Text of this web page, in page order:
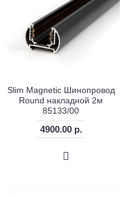
Slim Magnetic Шинопровод
Round накладной 2м
85133/00
4900.00 р.